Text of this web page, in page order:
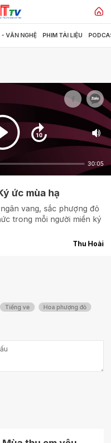
VĂN NGHỆ PHIM TÀI LIỆU
30:05
ức mùa hạ
vang, sắc phượng đỏ
trong mỗi người miền ký
Thu Hoài
Tiếng ve
Hoa phượng đỏ
Hủy Gửi